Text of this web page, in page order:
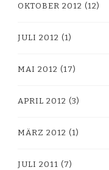
OKTOBER 2012 (12)
JULI 2012 (1)
MAI 2012 (17)
APRIL 2012 (3)
MÄRZ 2012 (1)
JULI 2011 (7)